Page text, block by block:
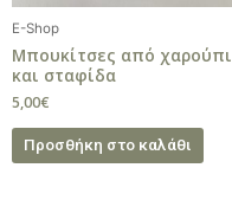
E-Shop
Μπουκίτσες από χαρούπι
και σταφίδα
5,00€
Προσθήκη στο καλάθι